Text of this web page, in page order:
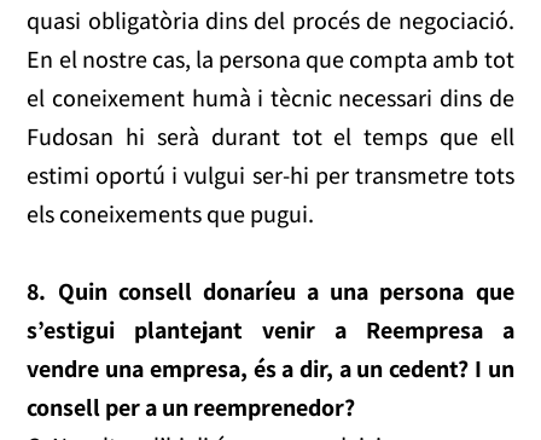
quasi obligatòria dins del procés de negociació.
En el nostre cas, la persona que compta amb tot
el coneixement humà i tècnic necessari dins de
Fudosan hi serà durant tot el temps que ell
estimi oportú i vulgui ser-hi per transmetre tots
els coneixements que pugui.
8. Quin consell donaríeu a una persona que
s’estigui plantejant venir a Reempresa a
vendre una empresa, és a dir, a un cedent? I un
consell per a un reemprenedor?